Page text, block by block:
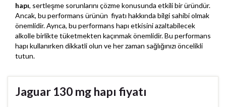
hapı, sertleşme sorunlarını çözme konusunda etkili bir üründür.
Ancak, bu performans ürünün fiyatı hakkında bilgi sahibi olmak
önemlidir. Ayrıca, bu performans hapı etkisini azaltabilecek
alkolle birlikte tüketmekten kaçınmak önemlidir. Bu performans
hapı kullanırken dikkatli olun ve her zaman sağlığınızı öncelikli
tutun.
Jaguar 130 mg hapı fiyatı